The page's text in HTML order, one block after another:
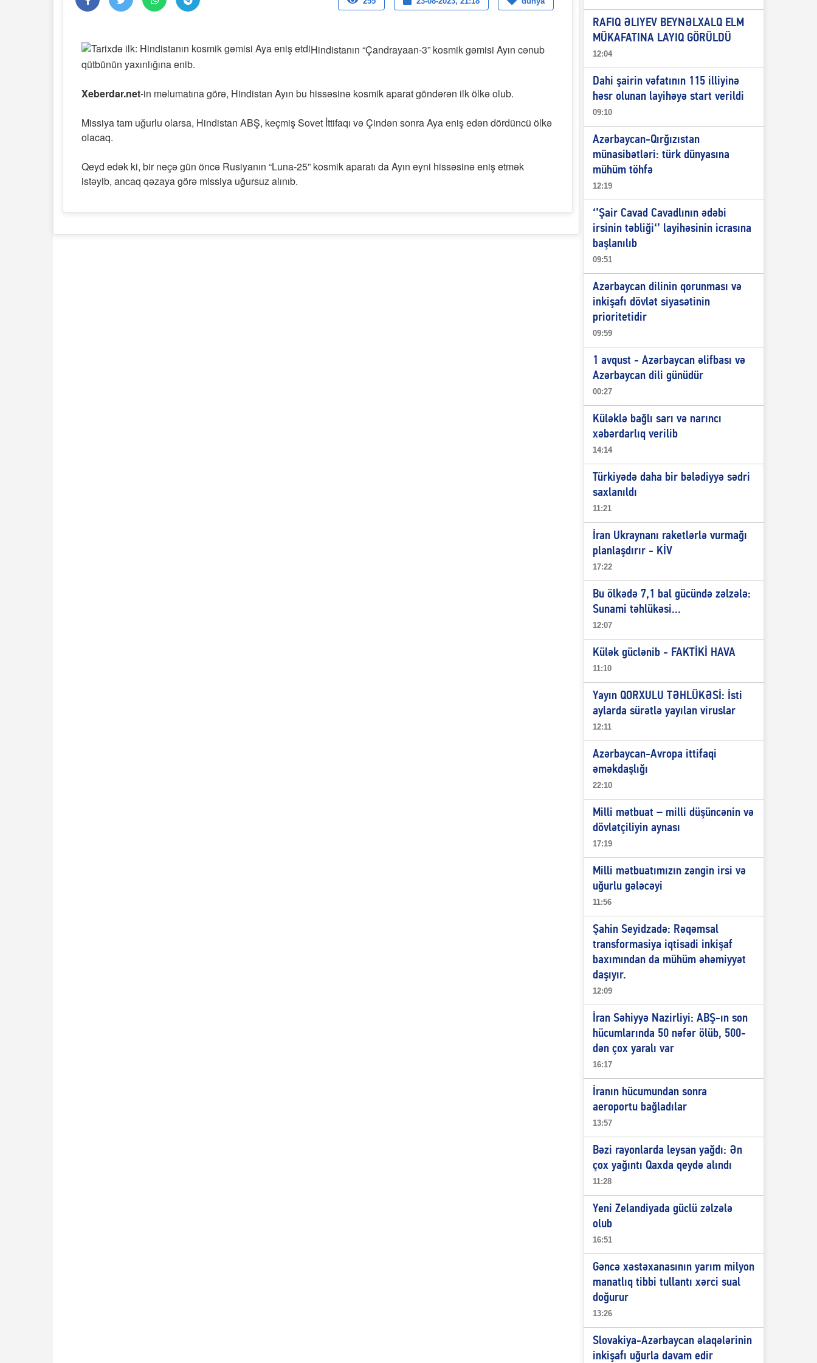
Hindistanın “Çandrayaan-3” kosmik gəmisi Ayın cənub
qütbünün yaxınlığına enib.
Xeberdar.net-in məlumatına görə, Hindistan Ayın bu hissəsinə kosmik aparat göndərən ilk ölkə olub.
Missiya tam uğurlu olarsa, Hindistan ABŞ, keçmiş Sovet İttifaqı və Çindən sonra Aya eniş edən dördüncü ölkə
olacaq.
Qeyd edək ki, bir neçə gün öncə Rusiyanın “Luna-25” kosmik aparatı da Ayın eyni hissəsinə eniş etmək
istəyib, ancaq qəzaya görə missiya uğursuz alınıb.
RAFIQ ƏLIYEV BEYNƏLXALQ ELM
MÜKAFATINA LAYIQ GÖRÜLDÜ
12:04
Dahi şairin vəfatının 115 illiyinə
həsr olunan layihəyə start verildi
09:10
Azərbaycan-Qırğızıstan
münasibətləri: türk dünyasına
mühüm töhfə
12:19
‘’Şair Cavad Cavadlının ədəbi
irsinin təbliği‘’ layihəsinin icrasına
başlanılıb
09:51
Azərbaycan dilinin qorunması və
inkişafı dövlət siyasətinin
prioritetidir
09:59
1 avqust - Azərbaycan əlifbası və
Azərbaycan dili günüdür
00:27
Küləklə bağlı sarı və narıncı
xəbərdarlıq verilib
14:14
Türkiyədə daha bir bələdiyyə sədri
saxlanıldı
11:21
İran Ukraynanı raketlərlə vurmağı
planlaşdırır - KİV
17:22
Bu ölkədə 7,1 bal gücündə zəlzələ:
Sunami təhlükəsi...
12:07
Külək güclənib - FAKTİKİ HAVA
11:10
Yayın QORXULU TƏHLÜKƏSİ: İsti
aylarda sürətlə yayılan viruslar
12:11
Azərbaycan-Avropa ittifaqi
əməkdaşlığı
22:10
Milli mətbuat – milli düşüncənin və
dövlətçiliyin aynası
17:19
Milli mətbuatımızın zəngin irsi və
uğurlu gələcəyi
11:56
Şahin Seyidzadə: Rəqəmsal
transformasiya iqtisadi inkişaf
baxımından da mühüm əhəmiyyət
daşıyır.
12:09
İran Səhiyyə Nazirliyi: ABŞ-ın son
hücumlarında 50 nəfər ölüb, 500-
dən çox yaralı var
16:17
İranın hücumundan sonra
aeroportu bağladılar
13:57
Bəzi rayonlarda leysan yağdı: Ən
çox yağıntı Qaxda qeydə alındı
11:28
Yeni Zelandiyada güclü zəlzələ
olub
16:51
Gəncə xəstəxanasının yarım milyon
manatlıq tibbi tullantı xərci sual
doğurur
13:26
Slovakiya-Azərbaycan əlaqələrinin
inkişafı uğurla davam edir